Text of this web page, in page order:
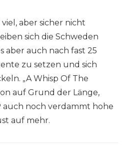
aber sicher nicht
sich die Schweden
aber auch nach fast 25
zu setzen und sich
„A Whisp Of The
auf Grund der Länge,
auch noch verdammt hohe
auf mehr.